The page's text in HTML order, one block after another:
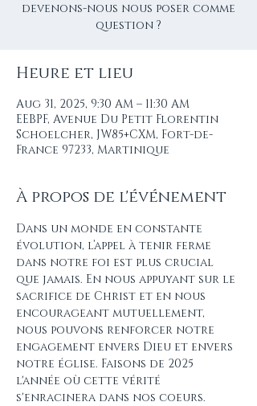
devenons-nous nous poser comme
question ?
Heure et lieu
Aug 31, 2025, 9:30 AM – 11:30 AM
EEBPF, Avenue Du Petit Florentin
Schoelcher, JW85+CXM, Fort-de-
France 97233, Martinique
À propos de l'événement
Dans un monde en constante
évolution, l’appel à tenir ferme
dans notre foi est plus crucial
que jamais. En nous appuyant sur le
sacrifice de Christ et en nous
encourageant mutuellement,
nous pouvons renforcer notre
engagement envers Dieu et envers
notre église. Faisons de 2025
l'année où cette vérité
s'enracinera dans nos coeurs.